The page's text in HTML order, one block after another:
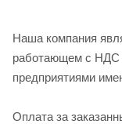
Наша компания
работающем с НДС
предприятиями
Оплата за